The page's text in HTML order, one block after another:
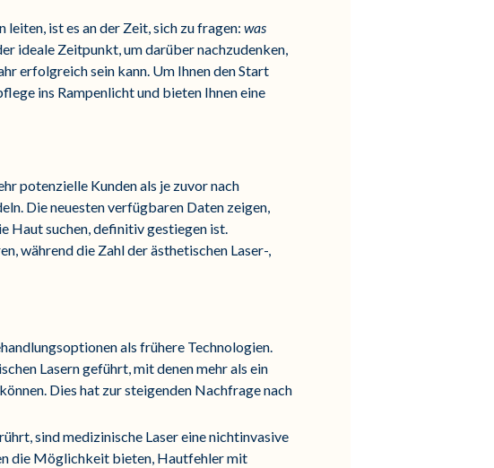
ist es an der Zeit, sich zu fragen: was
ideale Zeitpunkt, um darüber nachzudenken,
erfolgreich sein kann. Um Ihnen den Start
ins Rampenlicht und bieten Ihnen eine
potenzielle Kunden als je zuvor nach
Die neuesten verfügbaren Daten zeigen,
Haut suchen, definitiv gestiegen ist.
während die Zahl der ästhetischen Laser-,
als frühere Technologien.
Lasern geführt, mit denen mehr als ein
Dies hat zur steigenden Nachfrage nach
sind medizinische Laser eine nichtinvasive
die Möglichkeit bieten, Hautfehler mit